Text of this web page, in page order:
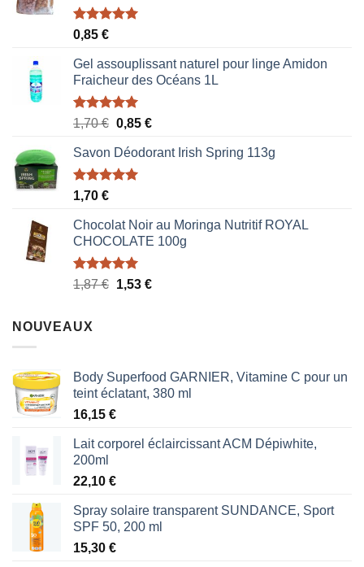
Note5.00
0,85 €
Gel assouplissant naturel pour linge Amidon
Fraicheur des Océans 1L
Note5.00
1,70€ Le
initial
était :
0,85 €Le
actuel
Savon Déodorant Irish Spring 113g
Note5.00
1,70 €
Chocolat Noir au Moringa Nutritif ROYAL
CHOCOLATE 100g
Note5.00
1,87€ Le
1,53 €Le
NOUVEAUX
Body Superfood GARNIER, Vitamine C pour un
teint éclatant, 380 ml
16,15 €
Lait corporel éclaircissant ACM Dépiwhite,
200ml
22,10 €
Spray solaire transparent SUNDANCE, Sport
SPF 50, 200 ml
15,30 €